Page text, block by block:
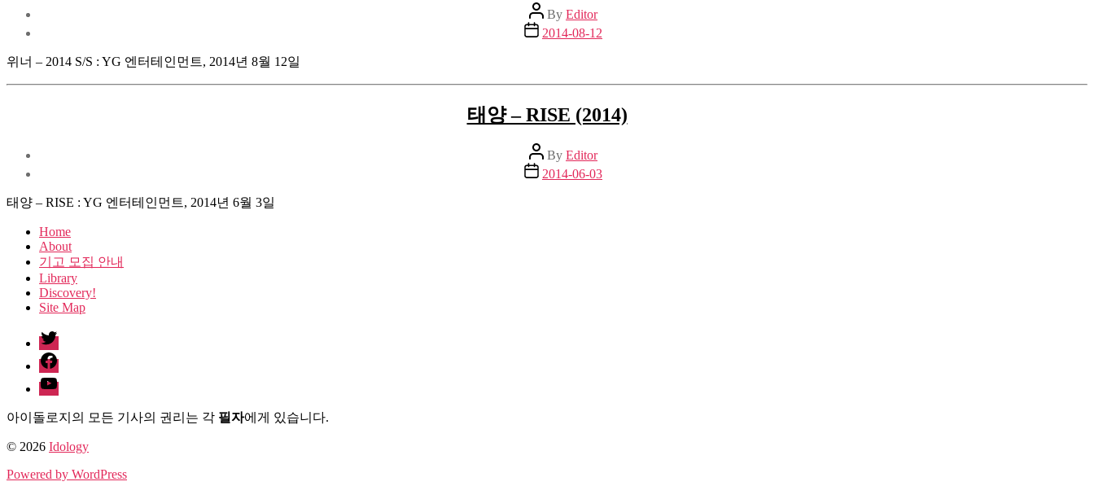
Post
author
By Editor
Post
date
2014-08-12
위너 – 2014 S/S : YG 엔터테인먼트, 2014년 8월 12일
태양 – RISE (2014)
Post
author
By Editor
Post
date
2014-06-03
태양 – RISE : YG 엔터테인먼트, 2014년 6월 3일
Home
About
기고 모집 안내
Library
Discovery!
Site Map
twitter
facebook
Youtube
아이돌로지의 모든 기사의 권리는 각 필자에게 있습니다.
© 2026 Idology
Powered by WordPress